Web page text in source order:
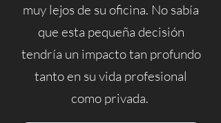
muy lejos de su oficina. No sabía
que esta pequeña decisión
tendría un impacto tan profundo
tanto en su vida profesional
como privada.